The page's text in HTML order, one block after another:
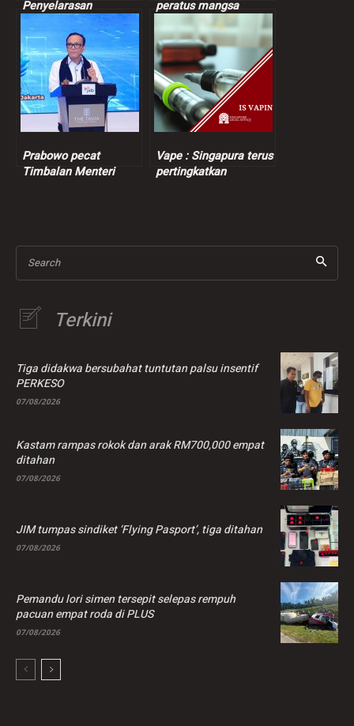
Penyelarasan
Berterusan Dalam
Proses Keamanan
Bangsamoro
peratus mangsa
dibunuh tentera Zionis
orang awam
Prabowo pecat
Timbalan Menteri
Vape : Singapura terus
pertingkatkan
Search
Terkini
Tiga didakwa bersubahat tuntutan palsu insentif
PERKESO
07/08/2026
Kastam rampas rokok dan arak RM700,000 empat
ditahan
07/08/2026
JIM tumpas sindiket ‘Flying Pasport’, tiga ditahan
07/08/2026
Pemandu lori simen tersepit selepas rempuh
pacuan empat roda di PLUS
07/08/2026